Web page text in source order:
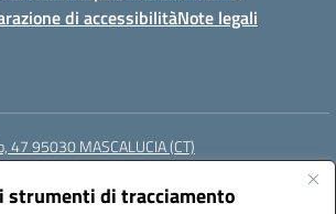
strumenti di tracciamento
di accessibilitàNote legali
47 95030 MASCALUCIA (CT)
(PEC):ctic8bc002@pec.istruzione.it